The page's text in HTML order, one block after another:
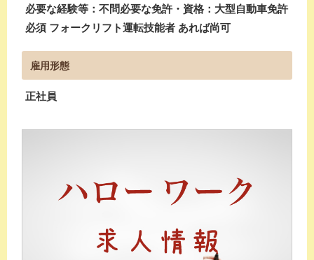
必要な経験等：不問必要な免許・資格：大型自動車免許
必須 フォークリフト運転技能者 あれば尚可
雇用形態
正社員